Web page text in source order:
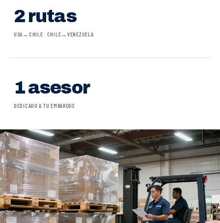
2 rutas
USA→CHILE · CHILE→VENEZUELA
1 asesor
DEDICADO A TU EMBARQUE